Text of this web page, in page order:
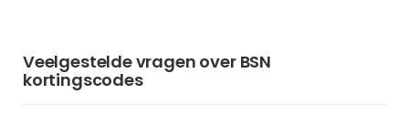
Veelgestelde vragen over BSN
kortingscodes